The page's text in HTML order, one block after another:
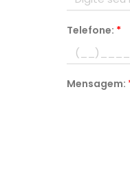
Telefone: *
Mensagem: